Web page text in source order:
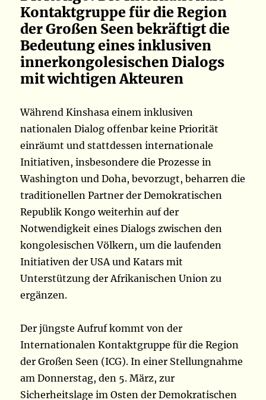
Kontaktgruppe für die Region
der Großen Seen bekräftigt die
Bedeutung eines inklusiven
innerkongolesischen Dialogs
mit wichtigen Akteuren
Während Kinshasa einem inklusiven
nationalen Dialog offenbar keine Priorität
einräumt und stattdessen internationale
Initiativen, insbesondere die Prozesse in
Washington und Doha, bevorzugt, beharren die
traditionellen Partner der Demokratischen
Republik Kongo weiterhin auf der
Notwendigkeit eines Dialogs zwischen den
kongolesischen Völkern, um die laufenden
Initiativen der USA und Katars mit
Unterstützung der Afrikanischen Union zu
ergänzen.
Der jüngste Aufruf kommt von der
Internationalen Kontaktgruppe für die Region
der Großen Seen (ICG). In einer Stellungnahme
am Donnerstag, den 5. März, zur
Sicherheitslage im Osten der Demokratischen